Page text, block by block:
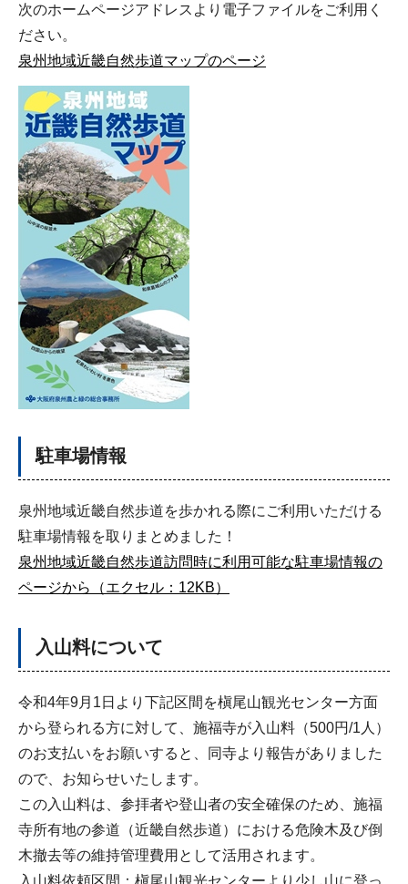
次のホームページアドレスより電子ファイルをご利用く
ださい。
泉州地域近畿自然歩道マップのページ
駐車場情報
泉州地域近畿自然歩道を歩かれる際にご利用いただける
駐車場情報を取りまとめました！
泉州地域近畿自然歩道訪問時に利用可能な駐車場情報の
ページから（エクセル：12KB）
入山料について
令和4年9月1日より下記区間を槇尾山観光センター方面
から登られる方に対して、施福寺が入山料（500円/1人）
のお支払いをお願いすると、同寺より報告がありました
ので、お知らせいたします。
この入山料は、参拝者や登山者の安全確保のため、施福
寺所有地の参道（近畿自然歩道）における危険木及び倒
木撤去等の維持管理費用として活用されます。
入山料依頼区間：槇尾山観光センターより少し山に登っ